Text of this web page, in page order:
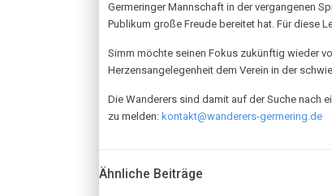
Germeringer Mannschaft in der vergangenen
Publikum große Freude bereitet hat. Für diese
Simm möchte seinen Fokus zukünftig wieder
Herzensangelegenheit dem Verein in der
Die Wanderers sind damit auf der Suche nach
zu melden: kontakt@wanderers-germering.de
Ähnliche Beiträge